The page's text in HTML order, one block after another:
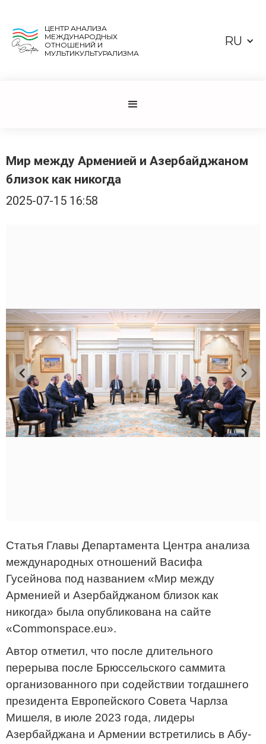
ЦЕНТР АНАЛИЗА
МЕЖДУНАРОДНЫХ
ОТНОШЕНИЙ И
МУЛЬТИКУЛЬТУРАЛИЗМА
RU
Мир между Арменией и Азербайджаном
близок как никогда
2025-07-15 16:58
Статья Главы Департамента Центра анализа
международных отношений Васифа
Гусейнова под названием «Мир между
Арменией и Азербайджаном близок как
никогда» была опубликована на сайте
«Commonspace.eu».
Автор отметил, что после длительного
перерыва после Брюссельского саммита
организованного при содействии тогдашнего
президента Европейского Совета Чарлза
Мишеля, в июле 2023 года, лидеры
Азербайджана и Армении встретились в Абу-